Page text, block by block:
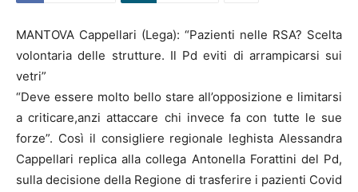
MANTOVA Cappellari (Lega): “Pazienti nelle RSA? Scelta
volontaria delle strutture. Il Pd eviti di arrampicarsi sui
vetri”
“Deve essere molto bello stare all’opposizione e limitarsi
a criticare,anzi attaccare chi invece fa con tutte le sue
forze”. Così il consigliere regionale leghista Alessandra
Cappellari replica alla collega Antonella Forattini del Pd,
sulla decisione della Regione di trasferire i pazienti Covid